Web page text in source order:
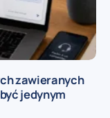
zawieranych
jedynym